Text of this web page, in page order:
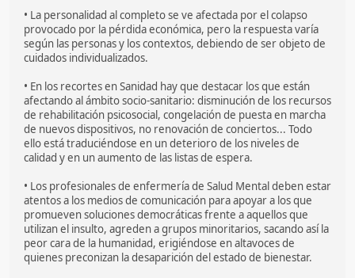
• La personalidad al completo se ve afectada por el colapso
provocado por la pérdida económica, pero la respuesta varía
según las personas y los contextos, debiendo de ser objeto de
cuidados individualizados.
• En los recortes en Sanidad hay que destacar los que están
afectando al ámbito socio-sanitario: disminución de los recursos
de rehabilitación psicosocial, congelación de puesta en marcha
de nuevos dispositivos, no renovación de conciertos... Todo
ello está traduciéndose en un deterioro de los niveles de
calidad y en un aumento de las listas de espera.
• Los profesionales de enfermería de Salud Mental deben estar
atentos a los medios de comunicación para apoyar a los que
promueven soluciones democráticas frente a aquellos que
utilizan el insulto, agreden a grupos minoritarios, sacando así la
peor cara de la humanidad, erigiéndose en altavoces de
quienes preconizan la desaparición del estado de bienestar.